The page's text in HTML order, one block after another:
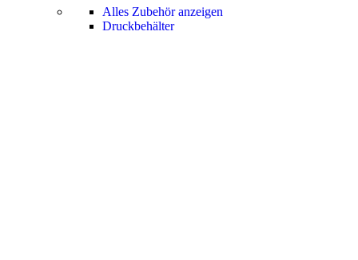
Alles Zubehör anzeigen
Druckbehälter